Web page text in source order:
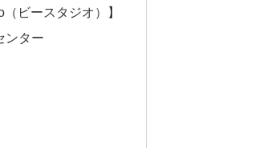
ビースタジオ）】
ンター